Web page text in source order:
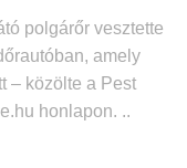
polgárőr vesztette
amely
– közölte a Pest
honlapon. ..